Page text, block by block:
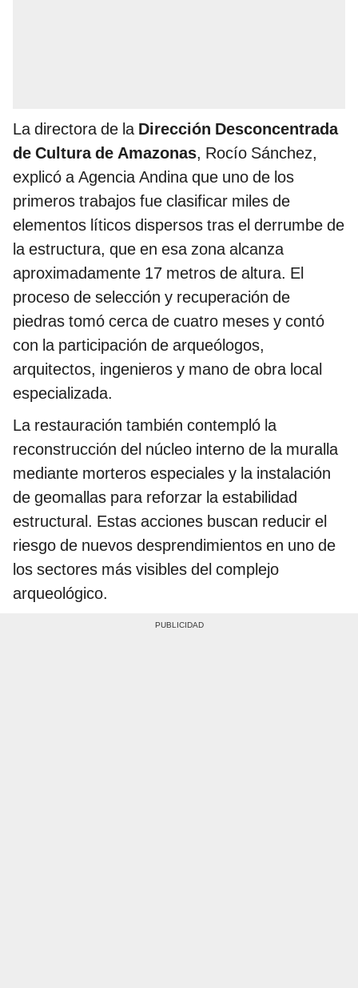
La directora de la Dirección Desconcentrada
de Cultura de Amazonas, Rocío Sánchez,
explicó a Agencia Andina que uno de los
primeros trabajos fue clasificar miles de
elementos líticos dispersos tras el derrumbe de
la estructura, que en esa zona alcanza
aproximadamente 17 metros de altura. El
proceso de selección y recuperación de
piedras tomó cerca de cuatro meses y contó
con la participación de arqueólogos,
arquitectos, ingenieros y mano de obra local
especializada.
La restauración también contempló la
reconstrucción del núcleo interno de la muralla
mediante morteros especiales y la instalación
de geomallas para reforzar la estabilidad
estructural. Estas acciones buscan reducir el
riesgo de nuevos desprendimientos en uno de
los sectores más visibles del complejo
arqueológico.